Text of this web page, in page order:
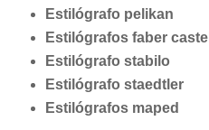
Estilógrafo pelikan
Estilógrafos faber castell
Estilógrafo stabilo
Estilógrafo staedtler
Estilógrafos maped